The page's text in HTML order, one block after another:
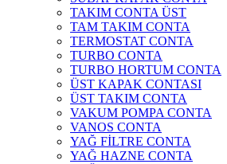
TAKIM CONTA ÜST
TAM TAKIM CONTA
TERMOSTAT CONTA
TURBO CONTA
TURBO HORTUM CONTA
ÜST KAPAK CONTASI
ÜST TAKIM CONTA
VAKUM POMPA CONTA
VANOS CONTA
YAĞ FİLTRE CONTA
YAĞ HAZNE CONTA